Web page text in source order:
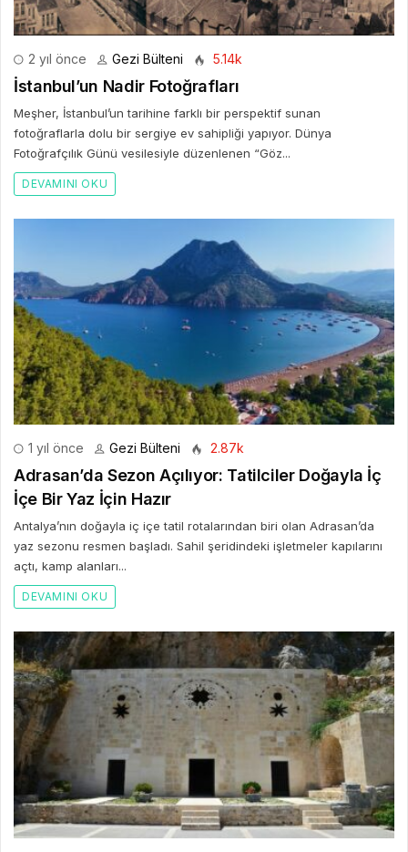
2 yıl önce Gezi Bülteni 5.14k
İstanbul’un Nadir Fotoğrafları
Meşher, İstanbul’un tarihine farklı bir perspektif sunan
fotoğraflarla dolu bir sergiye ev sahipliği yapıyor. Dünya
Fotoğrafçılık Günü vesilesiyle düzenlenen “Göz...
DEVAMINI OKU
1 yıl önce Gezi Bülteni 2.87k
Adrasan’da Sezon Açılıyor: Tatilciler Doğayla İç
İçe Bir Yaz İçin Hazır
Antalya’nın doğayla iç içe tatil rotalarından biri olan Adrasan’da
yaz sezonu resmen başladı. Sahil şeridindeki işletmeler kapılarını
açtı, kamp alanları...
DEVAMINI OKU